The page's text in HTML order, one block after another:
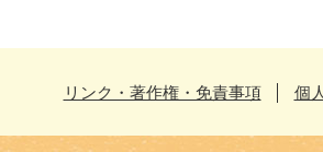
リンク・著作権・免責事項 個